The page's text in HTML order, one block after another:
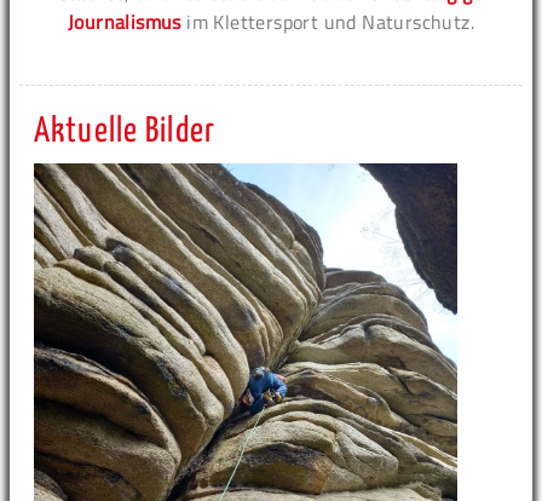
Journalismusim Klettersport und Naturschutz.
Aktuelle Bilder